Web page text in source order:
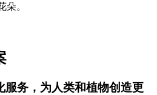
朵。
服务 ，为人类和植物创造更